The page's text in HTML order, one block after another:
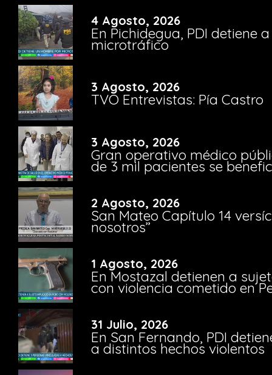
4 Agosto, 2026
En Pichidegua, PDI detiene
microtráfico
3 Agosto, 2026
TVO Entrevistas: Pía Castro
3 Agosto, 2026
Gran operativo médico
de 3 mil pacientes se
2 Agosto, 2026
San Mateo Capítulo 14
nosotros”
1 Agosto, 2026
En Mostazal detienen a
con violencia cometido en
31 Julio, 2026
En San Fernando, PDI
a distintos hechos violentos